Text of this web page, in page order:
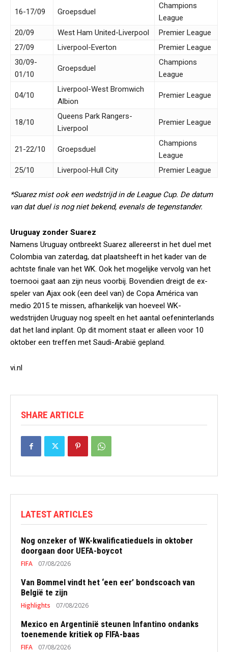
16-17/09 Groepsduel
Champions
League
20/09
West Ham United-Liverpool
Premier League
27/09
Liverpool-Everton
Premier League
30/09-
01/10
Groepsduel
Champions
League
04/10
Liverpool-West Bromwich
Albion
Premier League
18/10
Queens Park Rangers-
Liverpool
Premier League
21-22/10 Groepsduel
Champions
League
25/10
Liverpool-Hull City Premier League
*Suarez mist ook een wedstrijd in de League Cup. De datum
van dat duel is nog niet bekend, evenals de tegenstander.
Uruguay zonder Suarez
Namens Uruguay ontbreekt Suarez allereerst in het duel met
Colombia van zaterdag, dat plaatsheeft in het kader van de
achtste finale van het WK. Ook het mogelijke vervolg van het
toernooi gaat aan zijn neus voorbij. Bovendien dreigt de ex-
speler van Ajax ook (een deel van) de Copa América van
medio 2015 te missen, afhankelijk van hoeveel WK-
wedstrijden Uruguay nog speelt en het aantal oefeninterlands
dat het land inplant. Op dit moment staat er alleen voor 10
oktober een treffen met Saudi-Arabië gepland.
vi.nl
SHARE ARTICLE
LATEST ARTICLES
Nog onzeker of WK-kwalificatieduels in oktober
doorgaan door UEFA-boycot
FIFA 07/08/2026
Van Bommel vindt het ‘een eer’ bondscoach van
België te zijn
Highlights 07/08/2026
Mexico en Argentinië steunen Infantino ondanks
toenemende kritiek op FIFA-baas
FIFA 07/08/2026